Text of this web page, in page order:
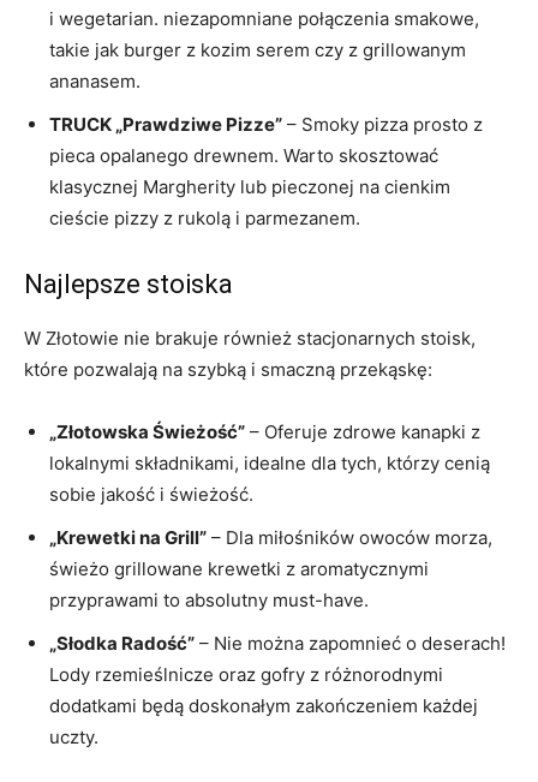
i wegetarian. niezapomniane połączenia smakowe,
takie jak burger z kozim serem czy z grillowanym
ananasem.
TRUCK „Prawdziwe Pizze” – Smoky pizza prosto z
pieca opalanego drewnem. Warto skosztować
klasycznej Margherity lub pieczonej na cienkim
cieście pizzy z rukolą i parmezanem.
Najlepsze stoiska
W Złotowie nie brakuje również stacjonarnych stoisk,
które pozwalają na szybką i smaczną przekąskę:
„Złotowska Świeżość” – Oferuje zdrowe kanapki z
lokalnymi składnikami, idealne dla tych, którzy cenią
sobie jakość i świeżość.
„Krewetki na Grill” – Dla miłośników owoców morza,
świeżo grillowane krewetki z aromatycznymi
przyprawami to absolutny must-have.
„Słodka Radość” – Nie można zapomnieć o deserach!
Lody rzemieślnicze oraz gofry z różnorodnymi
dodatkami będą doskonałym zakończeniem każdej
uczty.